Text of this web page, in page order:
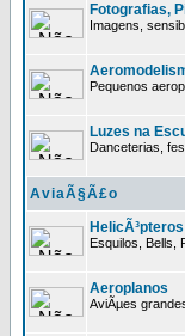
Fotografias,
Imagens,
Pequenos
Luzes na
Danceterias,
AviaÃ§Ã£o
HelicÃ³pteros
Esquilos, Bells,
Aeroplanos
AviÃµes